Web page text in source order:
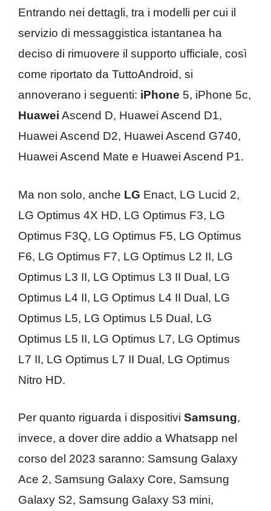
Entrando nei dettagli, tra i modelli per cui il
servizio di messaggistica istantanea ha
deciso di rimuovere il supporto ufficiale, così
come riportato da TuttoAndroid, si
annoverano i seguenti: iPhone 5, iPhone 5c,
Huawei Ascend D, Huawei Ascend D1,
Huawei Ascend D2, Huawei Ascend G740,
Huawei Ascend Mate e Huawei Ascend P1.
Ma non solo, anche LG Enact, LG Lucid 2,
LG Optimus 4X HD, LG Optimus F3, LG
Optimus F3Q, LG Optimus F5, LG Optimus
F6, LG Optimus F7, LG Optimus L2 II, LG
Optimus L3 II, LG Optimus L3 II Dual, LG
Optimus L4 II, LG Optimus L4 II Dual, LG
Optimus L5, LG Optimus L5 Dual, LG
Optimus L5 II, LG Optimus L7, LG Optimus
L7 II, LG Optimus L7 II Dual, LG Optimus
Nitro HD.
Per quanto riguarda i dispositivi Samsung,
invece, a dover dire addio a Whatsapp nel
corso del 2023 saranno: Samsung Galaxy
Ace 2, Samsung Galaxy Core, Samsung
Galaxy S2, Samsung Galaxy S3 mini,